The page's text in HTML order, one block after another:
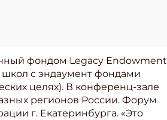
фондом Legacy Endowment
школ с эндаумент фондами
целях). В конференц-зале
регионов России. Форум
г. Екатеринбурга. «Это